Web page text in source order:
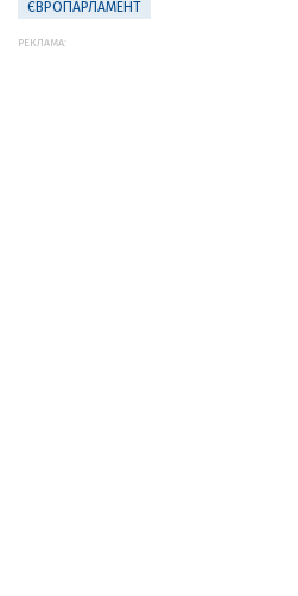
ЄВРОПАРЛАМЕНТ
РЕКЛАМА: